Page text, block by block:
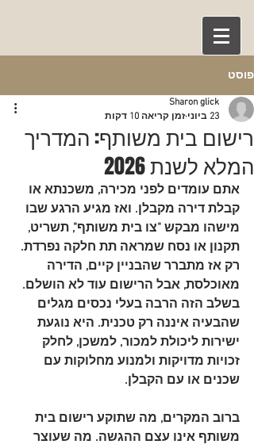
פוסט
רישום בית משותף: המדריך
המלא לשנת 2026
Sharon glick
23 ביוני
זמן קריאה 10 דקות
אתם עומדים לפני מכירה, משכנתא או
קבלת דירה מקבלן. ואז מגיע הרגע שבו
מישהו מבקש "צו בית משותף", תשריט,
תקנון או נסח שמראה תת חלקה נפרדת.
רק אז מתברר שהבניין קיים, הדירה
מאוכלסת, אבל הרישום עוד לא הושלם.
בשלב הזה הרבה בעלי נכסים מגלים
שהבעיה איננה רק טכנית. היא נוגעת
ישירות ליכולת למכור, למשכן, לחלק
זכויות מדויקות ולמנוע מחלוקות עם
שכנים או עם הקבלן.
ברוב המקרים, מה שתוקע רישום בית
משותף אינו עצם ההגשה. מה שעוצר